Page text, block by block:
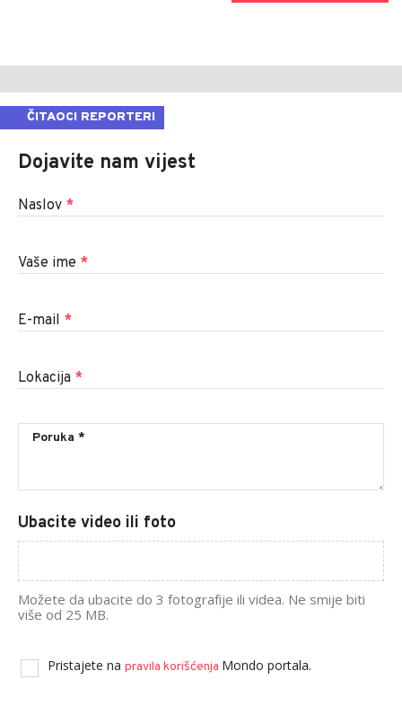
ČITAOCI REPORTERI
Dojavite nam vijest
Naslov *
Vaše ime *
E-mail *
Lokacija *
Ubacite video ili foto
Možete da ubacite do 3 fotografije ili videa. Ne smije biti
više od 25 MB.
Pristajete na pravila korišćenja Mondo portala.